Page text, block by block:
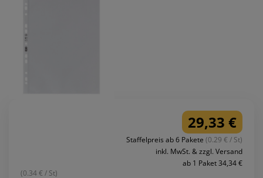
29,33 €
Staffelpreis ab 6 Pakete (0.29 € / St)
inkl. MwSt. & zzgl. Versand
ab 1 Paket 34,34 €
(0.34 € / St)